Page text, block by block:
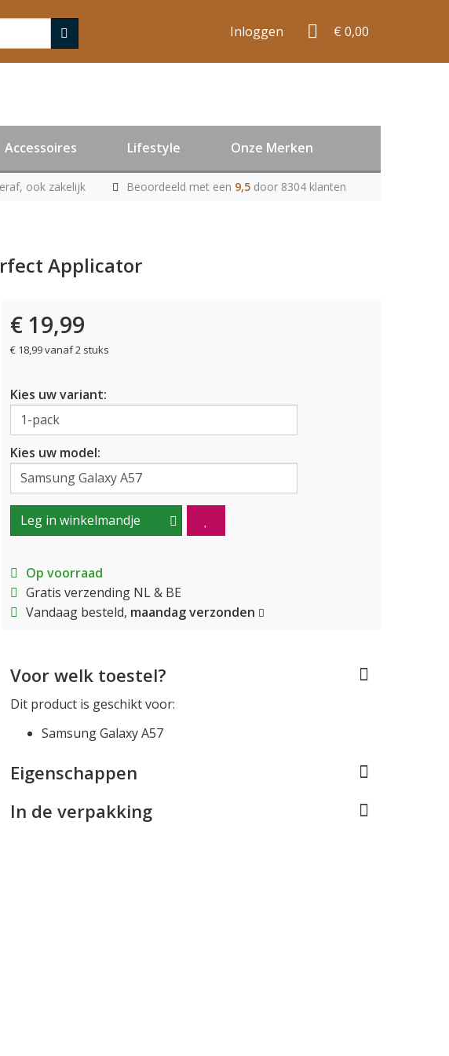
Inloggen € 0,00
Accessoires Lifestyle Onze Merken
ook zakelijk Beoordeeld met een 9,5 door 8304 klanten
Applicator
€ 19,99
€ 18,99 vanaf 2 stuks
Kies uw variant:
Kies uw model:
Leg in winkelmandje
Op voorraad
Gratis verzending NL & BE
Vandaag besteld, maandag verzonden
Voor welk toestel?
Dit product is geschikt voor:
Samsung Galaxy A57
Eigenschappen
In de verpakking